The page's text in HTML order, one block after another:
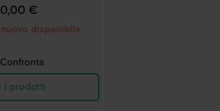
€
disponibile
Confronta
i prodotti